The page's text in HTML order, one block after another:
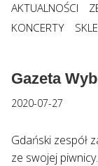
AKTUALNOŚCI
KONCERTY
Gazeta
2020-07-27
Gdański zespół
ze swojej